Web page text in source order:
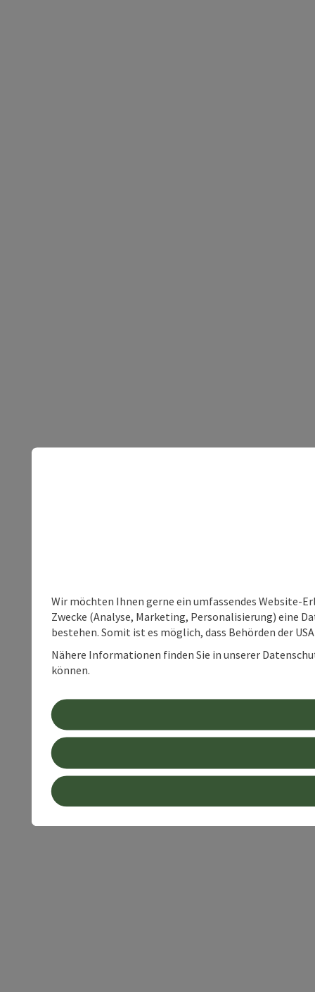
Wir möchten Ihnen gerne ein umfassendes Website-
Zwecke (Analyse, Marketing, Personalisierung) eine
bestehen. Somit ist es möglich, dass Behörden der
Nähere Informationen finden Sie in unserer
können.